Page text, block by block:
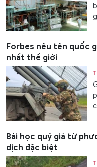
Forbes nêu tên quốc
nhất thế giới
Bài học quý giá từ
dịch đặc biệt